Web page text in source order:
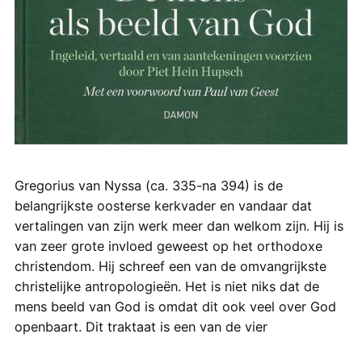
Gregorius van Nyssa (ca. 335-na 394) is de
belangrijkste oosterse kerkvader en vandaar dat
vertalingen van zijn werk meer dan welkom zijn. Hij is
van zeer grote invloed geweest op het orthodoxe
christendom. Hij schreef een van de omvangrijkste
christelijke antropologieën. Het is niet niks dat de
mens beeld van God is omdat dit ook veel over God
openbaart. Dit traktaat is een van de vier